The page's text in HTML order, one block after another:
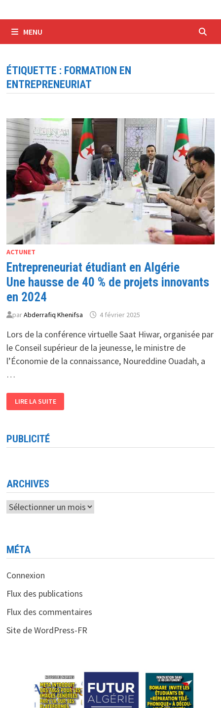
MENU
ÉTIQUETTE : FORMATION EN
ENTREPRENEURIAT
ACTUNET
Entrepreneuriat étudiant en Algérie
Une hausse de 40 % de projets innovants
en 2024
parAbderrafiq Khenifsa 4 février 2025
Lors de la conférence virtuelle Saat Hiwar, organisée par
le Conseil supérieur de la jeunesse, le ministre de
l’Économie de la connaissance, Noureddine Ouadah, a
…
ENTREPRENEURIAT
ÉTUDIANT
EN
DE
40
EN
2024
LIRE LA SUITE
PUBLICITÉ
ARCHIVES
Archives
MÉTA
Connexion
Flux des publications
Flux des commentaires
Site de WordPress-FR